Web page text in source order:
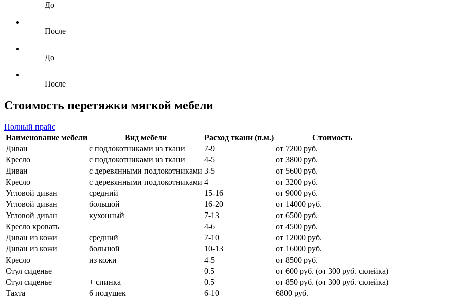
До
После
До
После
Стоимость перетяжки мягкой мебели
Полный прайс
Наименование мебели
Вид мебели Расход ткани (п.м.)
Стоимость
Диван
с подлокотниками из ткани 7-9
от 7200 руб.
Кресло
с подлокотниками из ткани 4-5
от 3800 руб.
Диван
с деревянными подлокотниками 3-5
от 5600 руб.
Кресло
с деревянными подлокотниками 4
от 3200 руб.
Угловой диван
средний 15-16
от 9000 руб.
Угловой диван
большой 16-20
от 14000 руб.
Угловой диван
кухонный 7-13
от 6500 руб.
Кресло кровать
4-6
от 4500 руб.
Диван из кожи
средний 7-10
от 12000 руб.
Диван из кожи
большой 10-13
от 16000 руб.
Кресло
из кожи 4-5
от 8500 руб.
Стул сиденье
0.5
от 600 руб. (от 300 руб. cклейка)
Стул сиденье
+ спинка 0.5
от 850 руб. (от 300 руб. склейка)
Тахта
6 подушек 6-10 6800 руб.